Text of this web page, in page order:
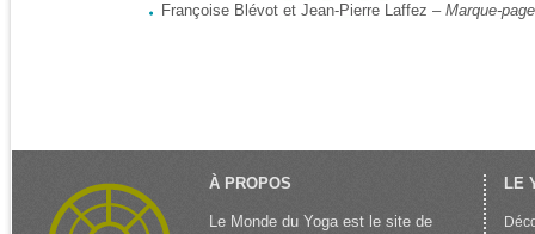
Françoise Blévot et Jean-Pierre Laffez – Marque-
À PROPOS
Le Monde du Yoga est le site de
LE